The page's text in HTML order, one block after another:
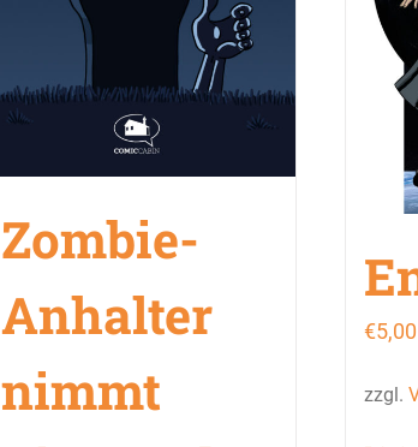
Zombie-
Anhalter
nimmt
€5,00
zzgl.